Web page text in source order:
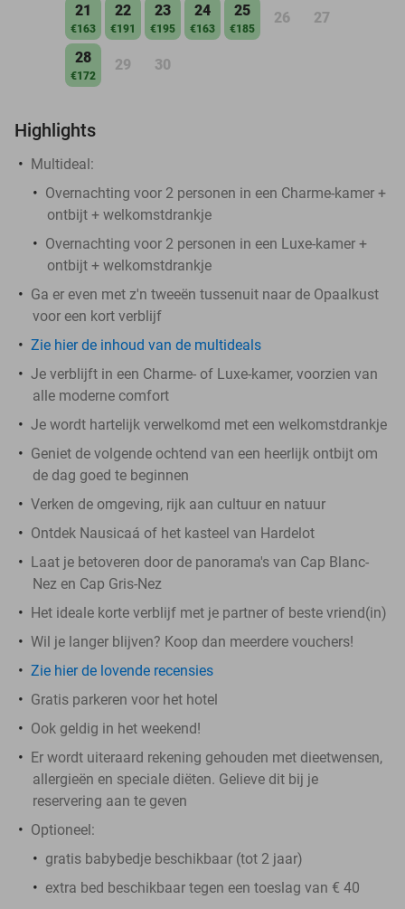
21
€163
22
€191
23
€195
24
€163
25
€185
26 27
28
€172
29 30
Highlights
Multideal:
Overnachting voor 2 personen in een Charme-kamer +
ontbijt + welkomstdrankje
Overnachting voor 2 personen in een Luxe-kamer +
ontbijt + welkomstdrankje
Ga er even met z'n tweeën tussenuit naar de Opaalkust
voor een kort verblijf
Zie hier de inhoud van de multideals
Je verblijft in een Charme- of Luxe-kamer, voorzien van
alle moderne comfort
Je wordt hartelijk verwelkomd met een welkomstdrankje
Geniet de volgende ochtend van een heerlijk ontbijt om
de dag goed te beginnen
Verken de omgeving, rijk aan cultuur en natuur
Ontdek Nausicaá of het kasteel van Hardelot
Laat je betoveren door de panorama's van Cap Blanc-
Nez en Cap Gris-Nez
Het ideale korte verblijf met je partner of beste vriend(in)
Wil je langer blijven? Koop dan meerdere vouchers!
Zie hier de lovende recensies
Gratis parkeren voor het hotel
Ook geldig in het weekend!
Er wordt uiteraard rekening gehouden met dieetwensen,
allergieën en speciale diëten. Gelieve dit bij je
reservering aan te geven
Optioneel:
gratis babybedje beschikbaar (tot 2 jaar)
extra bed beschikbaar tegen een toeslag van € 40